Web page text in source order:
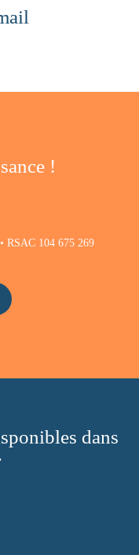
!
RSAC 104 675 269
dans